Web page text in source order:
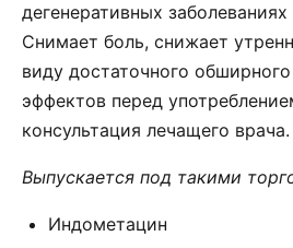
дегенеративных
Снимает боль, снижает
виду достаточного
эффектов перед
консультация лечащего врача.
Выпускается под такими
Индометацин